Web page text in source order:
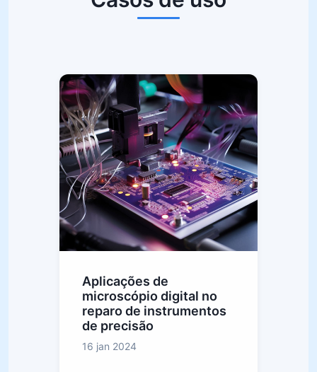
Aplicações de
microscópio digital no
reparo de instrumentos
de precisão
16 jan 2024